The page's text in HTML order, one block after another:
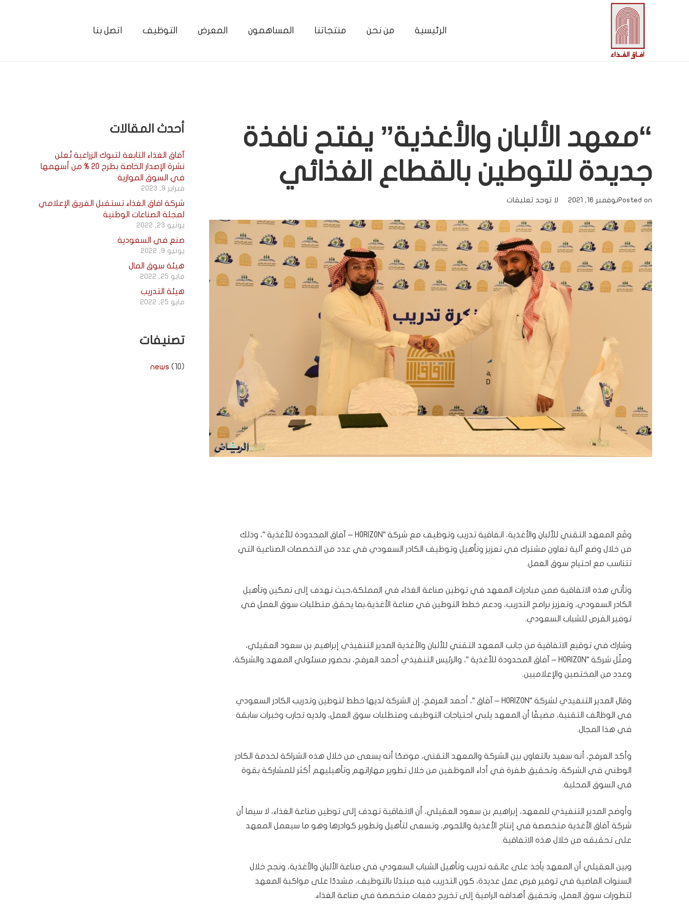
الرئيسية من نحن منتجاتنا المساهمون المعرض التوظيف اتصل بنا
“معهد الألبان والأغذية” يفتح نافذة
جديدة للتوطين بالقطاع الغذائي
Posted onنوفمبر 16, 2021 لا توجد تعليقات
وقَع المعهد التقني للألبان والأغذية، اتفاقية تدريب وتوظيف مع شركة “HORIZON – آفاق المحدودة للأغذية “، وذلك
من خلال وضع آلية تعاون مشترك في تعزيز وتأهيل وتوظيف الكادر السعودي في عدد من التخصصات الصناعية التي
تتناسب مع احتياج سوق العمل.
وتأتي هذه الاتفاقية ضمن مبادرات المعهد في توطين صناعة الغذاء في المملكة،حيث تهدف إلى تمكين وتأهيل
الكادر السعودي، وتعزيز برامج التدريب، ودعم خطط التوطين في صناعة الأغذية،بما يحقق متطلبات سوق العمل في
توفير الفرص للشباب السعودي.
وشارك في توقيع الاتفاقية من جانب المعهد التقني للألبان والأغذية المدير التنفيذي إبراهيم بن سعود العقيلي،
ومثّل شركة “HORIZON – آفاق المحدودة للأغذية “، والرئيس التنفيذي أحمد العرفج، بحضور مسئولي المعهد والشركة،
وعدد من المختصين والإعلاميين.
وقال المدير التنفيذي لشركة “HORIZON – آفاق “، أحمد العرفج، إن الشركة لديها خطط لتوطين وتدريب الكادر السعودي
في الوظائف التقنية، مضيفًا أن المعهد يلبي احتياجات التوظيف ومتطلبات سوق العمل، ولديه تجارب وخبرات سابقة
في هذا المجال.
وأكد العرفج، أنه سعيد بالتعاون بين الشركة والمعهد التقني، موضحًا أنه يسعى من خلال هذه الشراكة لخدمة الكادر
الوطني في الشركة، وتحقيق طفرة في أداء الموظفين من خلال تطوير مهاراتهم وتأهيليهم أكثر للمشاركة بقوة
في السوق المحلية.
وأوضح المدير التنفيذي للمعهد، إبراهيم بن سعود العقيلي، أن الاتفاقية تهدف إلى توطين صناعة الغذاء، لا سيما أن
شركة آفاق الأغذية متخصصة في إنتاج الأغذية واللحوم، وتسعى لتأهيل وتطوير كوادرها وهو ما سيعمل المعهد
على تحقيقه من خلال هذه الاتفاقية.
وبين العقيلي أن المعهد يأخذ على عاتقه تدريب وتأهيل الشباب السعودي في صناعة الألبان والأغذية، ونجح خلال
السنوات الماضية في توفير فرص عمل عديدة، كون التدريب فيه مبتدئا بالتوظيف، مشددًا على مواكبة المعهد
لتطورات سوق العمل، وتحقيق أهدافه الرامية إلى تخريج دفعات متخصصة في صناعة الغذاء.
أحدث المقالات
آفاق الغذاء التابعة لتبوك الزراعية تُعلن
نشرة الإصدار الخاصة بطرح 20 % من أسهمها
في السوق الموازية
فبراير 9, 2023
شركة افاق الغذاء تستقبل الفريق الإعلامي
لمجلة الصناعات الوطنية
يونيو 23, 2022
صنع في السعودية
يونيو 9, 2022
هيئة سوق المال
مايو 25, 2022
هيئة التدريب
مايو 25, 2022
تصنيفات
news (10)